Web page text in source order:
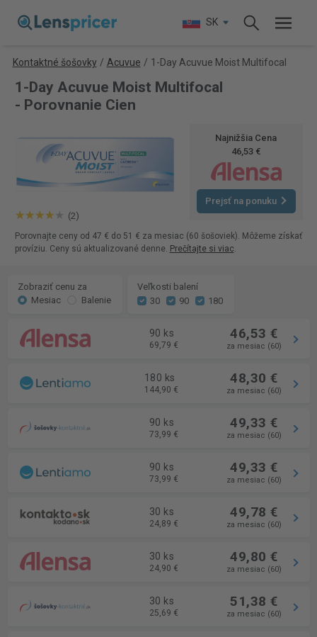
SK
Kontaktné šošovky / Acuvue / 1-Day Acuvue Moist Multifocal
1-Day Acuvue Moist Multifocal
- Porovnanie Cien
(2)
Najnižšia Cena
46,53 €
Prejsť na ponuku
Porovnajte ceny od 47 € do 51 € za mesiac (60 šošoviek). Môžeme získať
províziu. Ceny sú aktualizované denne. Prečítajte si viac.
Zobraziť cenu za
Mesiac
Balenie
Veľkosti balení
30
90 180
90 ks
69,79 €
46,53 €
za mesiac (60)
180 ks
144,90 €
48,30 €
za mesiac (60)
90 ks
73,99 €
49,33 €
za mesiac (60)
90 ks
73,99 €
49,33 €
za mesiac (60)
30 ks
24,89 €
49,78 €
za mesiac (60)
30 ks
24,90 €
49,80 €
za mesiac (60)
30 ks
25,69 €
51,38 €
za mesiac (60)